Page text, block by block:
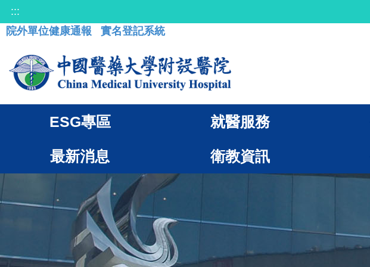
:::
院外單位健康通報
實名登記系統
ESG專區 就醫服務
最新消息 衛教資訊